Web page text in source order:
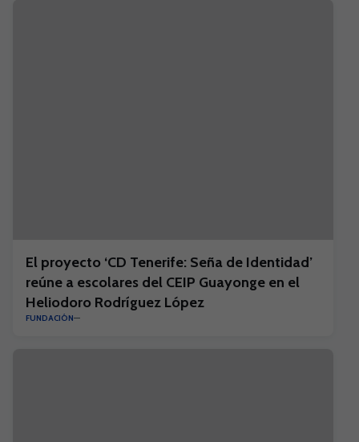
El proyecto ‘CD Tenerife: Seña de Identidad’
reúne a escolares del CEIP Guayonge en el
Heliodoro Rodríguez López
FUNDACIÓN